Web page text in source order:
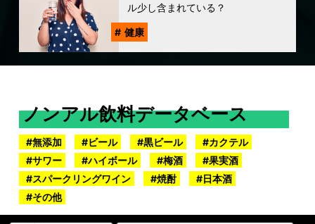
ル少し含まれている？
健康
ノンアル飲料データベース
無添加 ビール 黒ビール
カクテル
サワー
ハイボール 梅酒
果実酒
スパークリングワイン
焼酎
日本酒
その他